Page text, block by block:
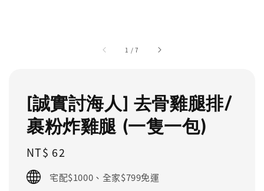
1 /7
[誠實討海人] 去骨雞腿排/
裹粉炸雞腿 (一隻一包)
Regular
price
NT$ 62
宅配$1000、全家$799免運